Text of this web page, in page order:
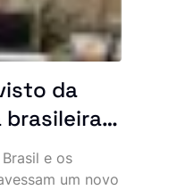
da
brasileira
e
e os
um novo